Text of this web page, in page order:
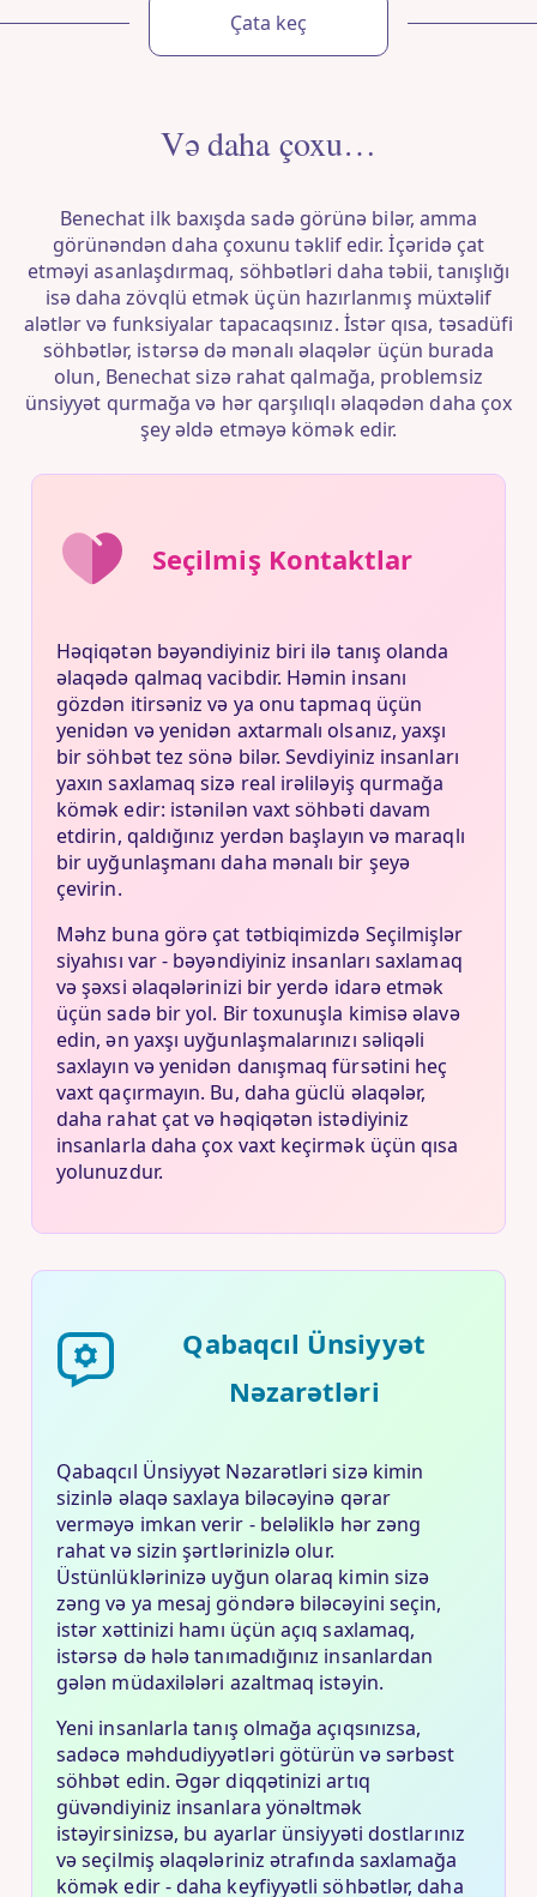
Çata keç
Və daha çoxu…
Benechat ilk baxışda sadə görünə bilər, amma
görünəndən daha çoxunu təklif edir. İçəridə çat
etməyi asanlaşdırmaq, söhbətləri daha təbii, tanışlığı
isə daha zövqlü etmək üçün hazırlanmış müxtəlif
alətlər və funksiyalar tapacaqsınız. İstər qısa, təsadüfi
söhbətlər, istərsə də mənalı əlaqələr üçün burada
olun, Benechat sizə rahat qalmağa, problemsiz
ünsiyyət qurmağa və hər qarşılıqlı əlaqədən daha çox
şey əldə etməyə kömək edir.
Seçilmiş Kontaktlar
Həqiqətən bəyəndiyiniz biri ilə tanış olanda
əlaqədə qalmaq vacibdir. Həmin insanı
gözdən itirsəniz və ya onu tapmaq üçün
yenidən və yenidən axtarmalı olsanız, yaxşı
bir söhbət tez sönə bilər. Sevdiyiniz insanları
yaxın saxlamaq sizə real irəliləyiş qurmağa
kömək edir: istənilən vaxt söhbəti davam
etdirin, qaldığınız yerdən başlayın və maraqlı
bir uyğunlaşmanı daha mənalı bir şeyə
çevirin.
Məhz buna görə çat tətbiqimizdə Seçilmişlər
siyahısı var - bəyəndiyiniz insanları saxlamaq
və şəxsi əlaqələrinizi bir yerdə idarə etmək
üçün sadə bir yol. Bir toxunuşla kimisə əlavə
edin, ən yaxşı uyğunlaşmalarınızı səliqəli
saxlayın və yenidən danışmaq fürsətini heç
vaxt qaçırmayın. Bu, daha güclü əlaqələr,
daha rahat çat və həqiqətən istədiyiniz
insanlarla daha çox vaxt keçirmək üçün qısa
yolunuzdur.
Qabaqcıl Ünsiyyət
Nəzarətləri
Qabaqcıl Ünsiyyət Nəzarətləri sizə kimin
sizinlə əlaqə saxlaya biləcəyinə qərar
verməyə imkan verir - beləliklə hər zəng
rahat və sizin şərtlərinizlə olur.
Üstünlüklərinizə uyğun olaraq kimin sizə
zəng və ya mesaj göndərə biləcəyini seçin,
istər xəttinizi hamı üçün açıq saxlamaq,
istərsə də hələ tanımadığınız insanlardan
gələn müdaxilələri azaltmaq istəyin.
Yeni insanlarla tanış olmağa açıqsınızsa,
sadəcə məhdudiyyətləri götürün və sərbəst
söhbət edin. Əgər diqqətinizi artıq
güvəndiyiniz insanlara yönəltmək
istəyirsinizsə, bu ayarlar ünsiyyəti dostlarınız
və seçilmiş əlaqələriniz ətrafında saxlamağa
kömək edir - daha keyfiyyətli söhbətlər, daha